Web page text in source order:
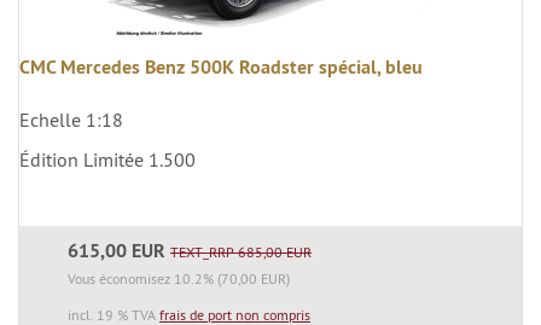
CMC Mercedes Benz 500K Roadster spécial, bleu
Echelle 1:18
Édition Limitée 1.500
615,00 EUR TEXT_RRP 685,00 EUR
Vous économisez 10.2% (70,00 EUR)
incl. 19 % TVA frais de port non compris